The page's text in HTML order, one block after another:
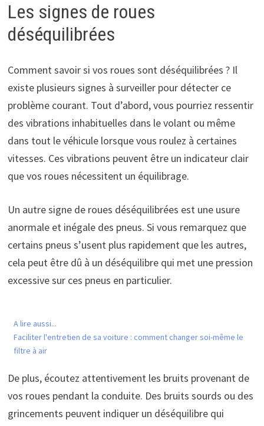
Les signes de roues
déséquilibrées
Comment savoir si vos roues sont déséquilibrées ? Il
existe plusieurs signes à surveiller pour détecter ce
problème courant. Tout d’abord, vous pourriez ressentir
des vibrations inhabituelles dans le volant ou même
dans tout le véhicule lorsque vous roulez à certaines
vitesses. Ces vibrations peuvent être un indicateur clair
que vos roues nécessitent un équilibrage.
Un autre signe de roues déséquilibrées est une usure
anormale et inégale des pneus. Si vous remarquez que
certains pneus s’usent plus rapidement que les autres,
cela peut être dû à un déséquilibre qui met une pression
excessive sur ces pneus en particulier.
A lire aussi...
Faciliter l'entretien de sa voiture : comment changer soi-même le
filtre à air
De plus, écoutez attentivement les bruits provenant de
vos roues pendant la conduite. Des bruits sourds ou des
grincements peuvent indiquer un déséquilibre qui